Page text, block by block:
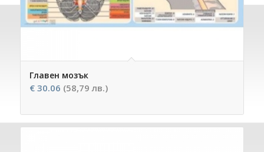
Главен мозък
€30.06 (58,79 лв.)